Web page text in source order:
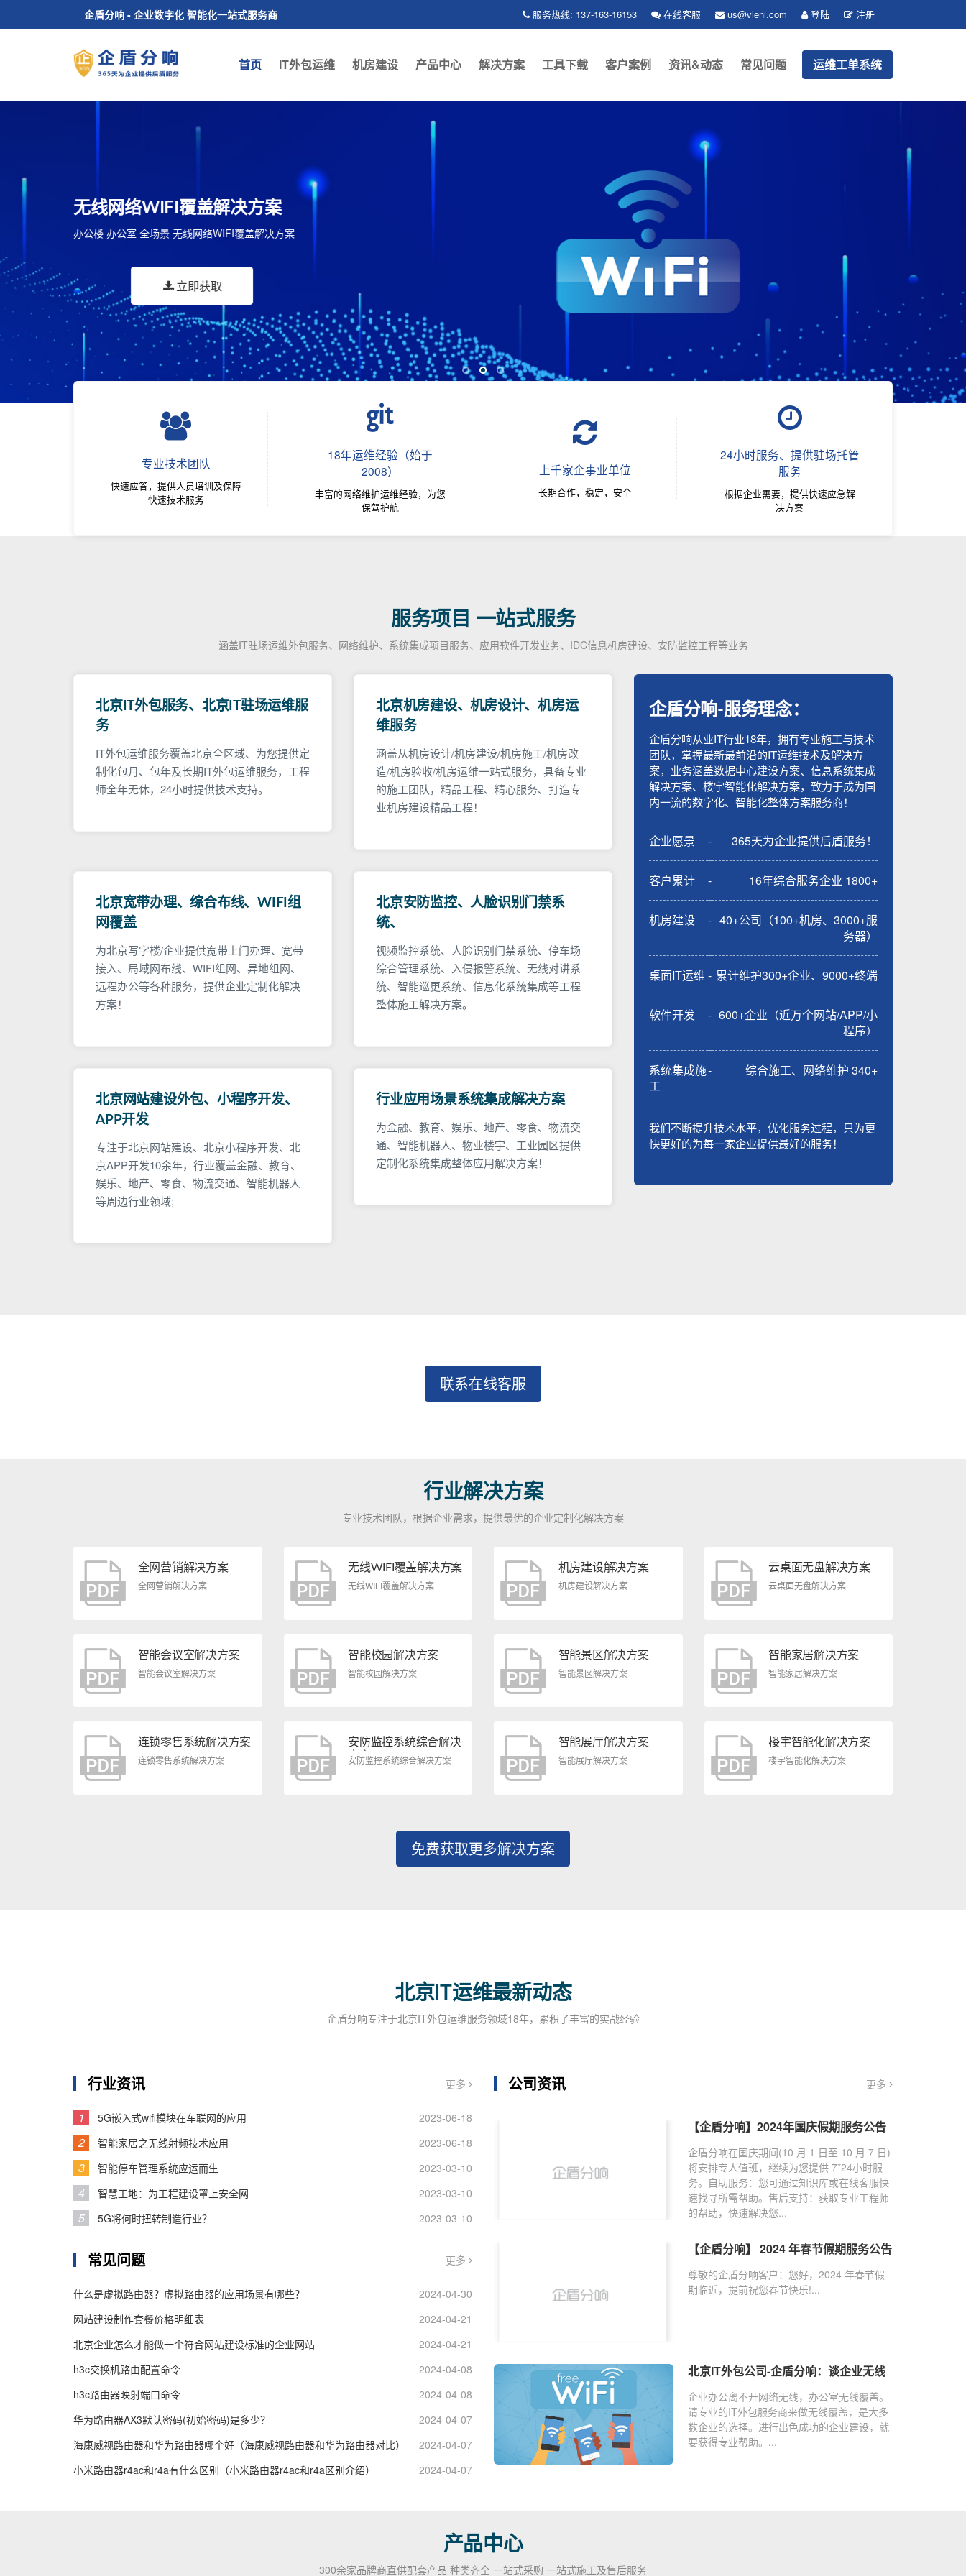
企盾分响 - 企业数字化 智能化一站式服务商 注册
登陆
us@vleni.com
在线客服
服务热线: 137-163-16153
首页 IT外包运维 机房建设 产品中心 解决方案 工具下载 客户案例 资讯&动态 常见问题 运维工单系统
机房建设解决方案
信息化机房 智能机房 整体机房建设施工解决方案
立即获取
无线网络WIFI覆盖解决方案
办公楼 办公室 全场景 无线网络WIFI覆盖解决方案
立即获取
楼宇智能化解决方案
数字视频监控 智能照明管理 安防预警 能源动力监控
多媒体视频会议系统 公共信息发布与管理等...
立即获取
专业技术团队
快速应答，提供人员培训及保障
快速技术服务
18年运维经验（始于
2008）
丰富的网络维护运维经验，为您
保驾护航
上千家企事业单位
长期合作，稳定，安全
24小时服务、提供驻场托管
服务
根据企业需要，提供快速应急解
决方案
服务项目 一站式服务
涵盖IT驻场运维外包服务、网络维护、系统集成项目服务、应用软件开发业务、IDC信息机房建设、安防监控工程等业务
北京IT外包服务、北京IT驻场运维服
务
IT外包运维服务覆盖北京全区域、为您提供定
制化包月、包年及长期IT外包运维服务，工程
师全年无休，24小时提供技术支持。
北京机房建设、机房设计、机房运
维服务
涵盖从机房设计/机房建设/机房施工/机房改
造/机房验收/机房运维一站式服务，具备专业
的施工团队，精品工程、精心服务、打造专
业机房建设精品工程！
北京宽带办理、综合布线、WIFI组
网覆盖
为北京写字楼/企业提供宽带上门办理、宽带
接入、局域网布线、WIFI组网、异地组网、
远程办公等各种服务，提供企业定制化解决
方案！
北京安防监控、人脸识别门禁系
统、
视频监控系统、人脸识别门禁系统、停车场
综合管理系统、入侵报警系统、无线对讲系
统、智能巡更系统、信息化系统集成等工程
整体施工解决方案。
北京网站建设外包、小程序开发、
APP开发
专注于北京网站建设、北京小程序开发、北
京APP开发10余年，行业覆盖金融、教育、
娱乐、地产、零食、物流交通、智能机器人
等周边行业领域;
行业应用场景系统集成解决方案
为金融、教育、娱乐、地产、零食、物流交
通、智能机器人、物业楼宇、工业园区提供
定制化系统集成整体应用解决方案！
企盾分响-服务理念：
企盾分响从业IT行业18年，拥有专业施工与技术
团队，掌握最新最前沿的IT运维技术及解决方
案，业务涵盖数据中心建设方案、信息系统集成
解决方案、楼宇智能化解决方案，致力于成为国
内一流的数字化、智能化整体方案服务商！
企业愿景 - 365天为企业提供后盾服务！
客户累计 - 16年综合服务企业 1800+
机房建设 - 40+公司（100+机房、3000+服
务器）
桌面IT运维 - 累计维护300+企业、9000+终端
软件开发 - 600+企业（近万个网站/APP/小
程序）
系统集成施
工
- 综合施工、网络维护 340+
我们不断提升技术水平，优化服务过程，只为更
快更好的为每一家企业提供最好的服务！
联系在线客服
行业解决方案
专业技术团队，根据企业需求，提供最优的企业定制化解决方案
全网营销解决方案
全网营销解决方案
无线WIFI覆盖解决方案
无线WIFI覆盖解决方案
机房建设解决方案
机房建设解决方案
云桌面无盘解决方案
云桌面无盘解决方案
智能会议室解决方案
智能会议室解决方案
智能校园解决方案
智能校园解决方案
智能景区解决方案
智能景区解决方案
智能家居解决方案
智能家居解决方案
连锁零售系统解决方案
连锁零售系统解决方案
安防监控系统综合解决
方案
安防监控系统综合解决方案
智能展厅解决方案
智能展厅解决方案
楼宇智能化解决方案
楼宇智能化解决方案
免费获取更多解决方案
北京IT运维最新动态
企盾分响专注于北京IT外包运维服务领域18年，累积了丰富的实战经验
更多
行业资讯
1 2023-06-18
5G嵌入式wifi模块在车联网的应用
2 2023-06-18
智能家居之无线射频技术应用
3 2023-03-10
智能停车管理系统应运而生
4 2023-03-10
智慧工地：为工程建设罩上安全网
5 2023-03-10
5G将何时扭转制造行业？
更多
常见问题
2024-04-30
什么是虚拟路由器？虚拟路由器的应用场景有哪些？
2024-04-21
网站建设制作套餐价格明细表
2024-04-21
北京企业怎么才能做一个符合网站建设标准的企业网站
2024-04-08
h3c交换机路由配置命令
2024-04-08
h3c路由器映射端口命令
2024-04-07
华为路由器AX3默认密码(初始密码)是多少？
2024-04-07
海康威视路由器和华为路由器哪个好（海康威视路由器和华为路由器对比）
2024-04-07
小米路由器r4ac和r4a有什么区别（小米路由器r4ac和r4a区别介绍）
更多
公司资讯
【企盾分响】2024年国庆假期服务公告
企盾分响在国庆期间(10 月 1 日至 10 月 7 日)
将安排专人值班，继续为您提供 7*24小时服
务。自助服务：您可通过知识库或在线客服快
速找寻所需帮助。售后支持：获取专业工程师
的帮助，快速解决您...
【企盾分响】 2024 年春节假期服务公告
尊敬的企盾分响客户：您好，2024 年春节假
期临近，提前祝您春节快乐!...
北京IT外包公司-企盾分响：谈企业无线
企业办公离不开网络无线，办公室无线覆盖。
请专业的IT外包服务商来做无线覆盖，是大多
数企业的选择。进行出色成功的企业建设，就
要获得专业帮助。...
产品中心
300余家品牌商直供配套产品 种类齐全 一站式采购 一站式施工及售后服务